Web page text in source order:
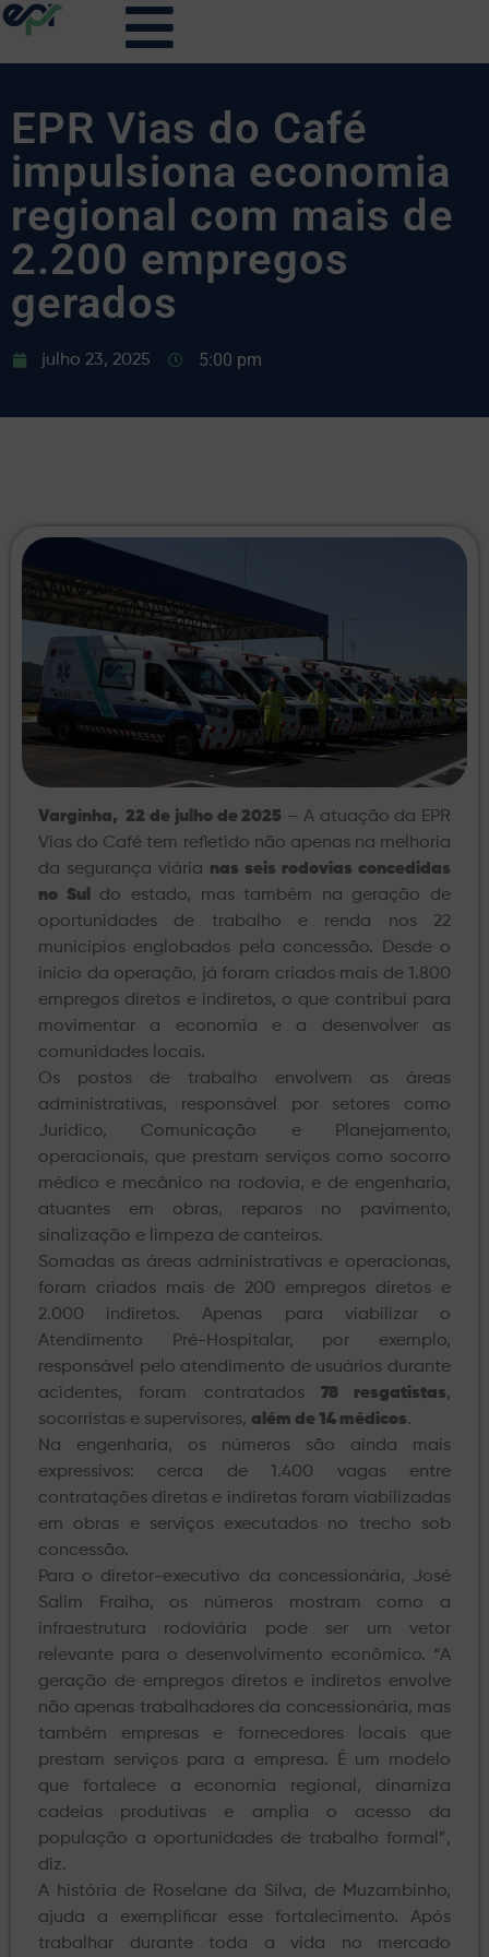
EPR Vias do Café
impulsiona economia
regional com mais de
2.200 empregos
gerados
julho 23, 2025 5:00 pm
Varginha, 22 de julho de 2025 – A atuação da EPR
Vias do Café tem refletido não apenas na melhoria
da segurança viária nas seis rodovias concedidas
no Suldo estado, mas também na geração de
oportunidades de trabalho e renda nos 22
municípios englobados pela concessão. Desde o
início da operação, já foram criados mais de 1.800
empregos diretos e indiretos, o que contribui para
movimentar a economia e a desenvolver as
comunidades locais.
Os postos de trabalho envolvem as áreas
administrativas, responsável por setores como
Jurídico, Comunicação e Planejamento,
operacionais, que prestam serviços como socorro
médico e mecânico na rodovia, e de engenharia,
atuantes em obras, reparos no pavimento,
sinalização e limpeza de canteiros.
Somadas as áreas administrativas e operacionas,
foram criados mais de 200 empregos diretos e
2.000 indiretos. Apenas para viabilizar o
Atendimento Pré-Hospitalar, por exemplo,
responsável pelo atendimento de usuários durante
acidentes, foram contratados 78 resgatistas,
socorristas e supervisores, além de 14 médicos.
Na engenharia, os números são ainda mais
expressivos: cerca de 1.400 vagas entre
contratações diretas e indiretas foram viabilizadas
em obras e serviços executados no trecho sob
concessão.
Para o diretor-executivo da concessionária, José
Salim Fraiha, os números mostram como a
infraestrutura rodoviária pode ser um vetor
relevante para o desenvolvimento econômico. “A
geração de empregos diretos e indiretos envolve
não apenas trabalhadores da concessionária, mas
também empresas e fornecedores locais que
prestam serviços para a empresa. É um modelo
que fortalece a economia regional, dinamiza
cadeias produtivas e amplia o acesso da
população a oportunidades de trabalho formal”,
diz.
A história de Roselane da Silva, de Muzambinho,
ajuda a exemplificar esse fortalecimento. Após
trabalhar durante toda a vida no mercado